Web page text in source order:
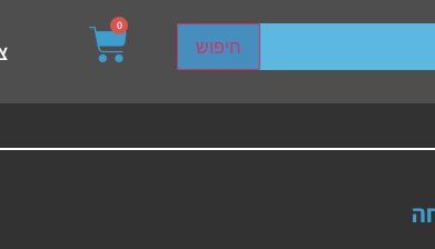
חיפוש
page. Touch device users, explore by touch
0